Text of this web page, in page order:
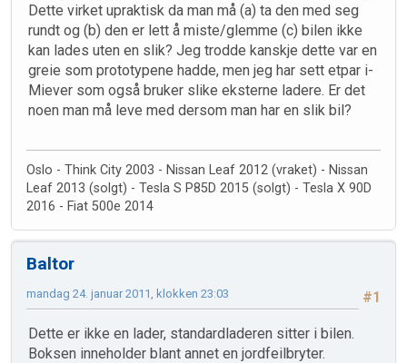
Dette virket upraktisk da man må (a) ta den med seg
rundt og (b) den er lett å miste/glemme (c) bilen ikke
kan lades uten en slik? Jeg trodde kanskje dette var en
greie som prototypene hadde, men jeg har sett etpar i-
Miever som også bruker slike eksterne ladere. Er det
noen man må leve med dersom man har en slik bil?
Oslo - Think City 2003 - Nissan Leaf 2012 (vraket) - Nissan
Leaf 2013 (solgt) - Tesla S P85D 2015 (solgt) - Tesla X 90D
2016 - Fiat 500e 2014
Baltor
#1
mandag 24. januar 2011, klokken 23:03
Dette er ikke en lader, standardladeren sitter i bilen.
Boksen inneholder blant annet en jordfeilbryter.